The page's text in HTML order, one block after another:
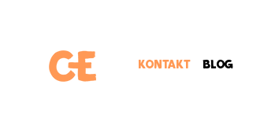
Kontakt Blog